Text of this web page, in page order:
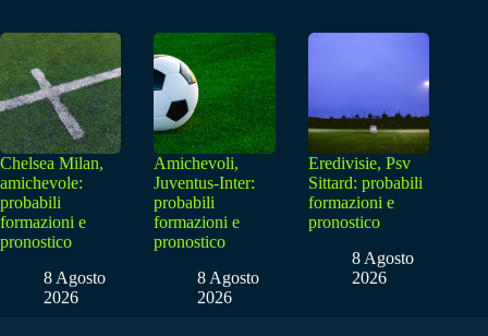
Chelsea Milan,
amichevole:
probabili
formazioni e
pronostico
8 Agosto
2026
Amichevoli,
Juventus-Inter:
probabili
formazioni e
pronostico
8 Agosto
2026
Eredivisie, Psv
Sittard: probabili
formazioni e
pronostico
8 Agosto
2026